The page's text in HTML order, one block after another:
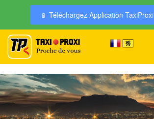
📱 Téléchargez Application TaxiProxi